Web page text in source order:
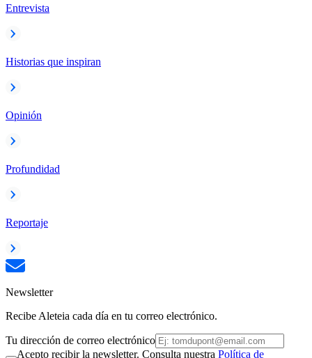
Entrevista
Historias que inspiran
Opinión
Profundidad
Reportaje
Newsletter
Recibe Aleteia cada día en tu correo electrónico.
Tu dirección de correo electrónico
Acepto recibir la newsletter. Consulta nuestra Política de